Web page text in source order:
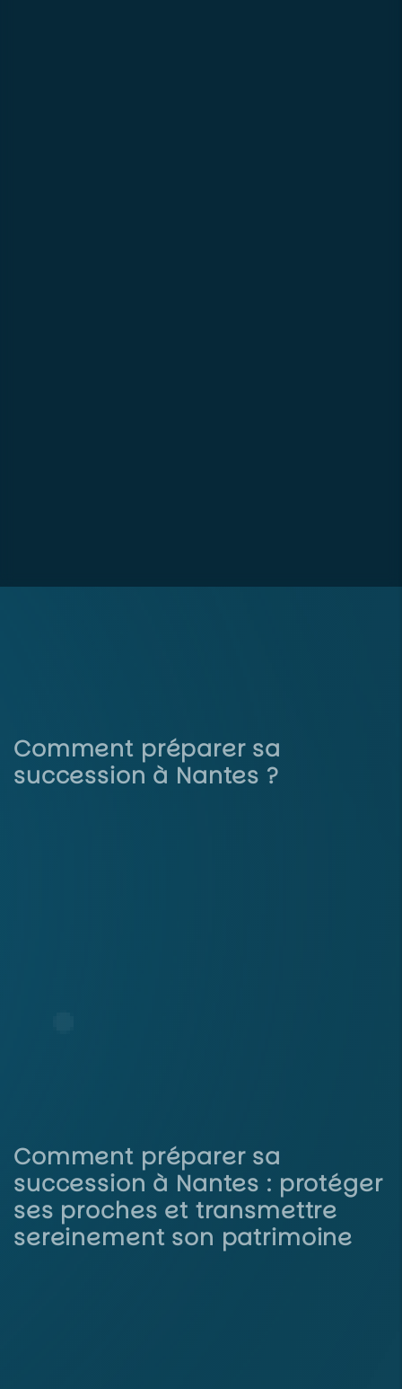
Comment préparer sa
succession à Nantes ?
Comment préparer sa
succession à Nantes : protéger
ses proches et transmettre
sereinement son patrimoine